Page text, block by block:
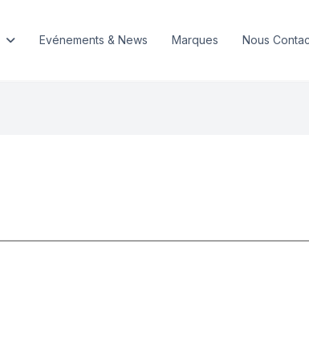
Evénements & News Marques Nous